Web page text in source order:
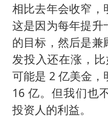
相比去年会收窄，
这是因为每年提升
的目标，然后是
发投入还在涨，
可能是 2 亿美金，
16 亿。但我们也
投资人的利益。